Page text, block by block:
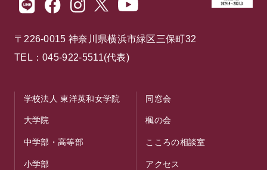
〒226-0015 神奈川県横浜市緑区三保町32
TEL：045-922-5511(代表)
学校法人 東洋英和女学院
大学院
中学部・高等部
小学部
同窓会
楓の会
こころの相談室
アクセス